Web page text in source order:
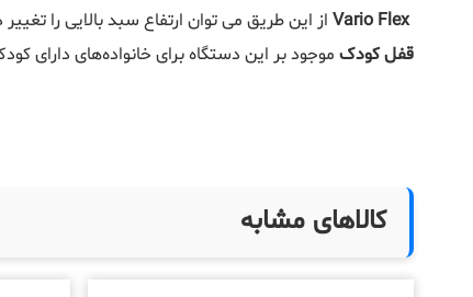
Vario Flex
از این طریق می توان ارتفاع سبد بالایی را
قفل کودک موجود بر این دستگاه برای خانواده‌های دارای
کالاهای مشابه